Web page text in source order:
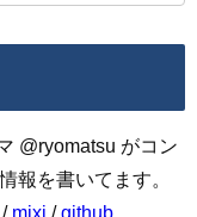
@ryomatsu がコン
報を書いてます。